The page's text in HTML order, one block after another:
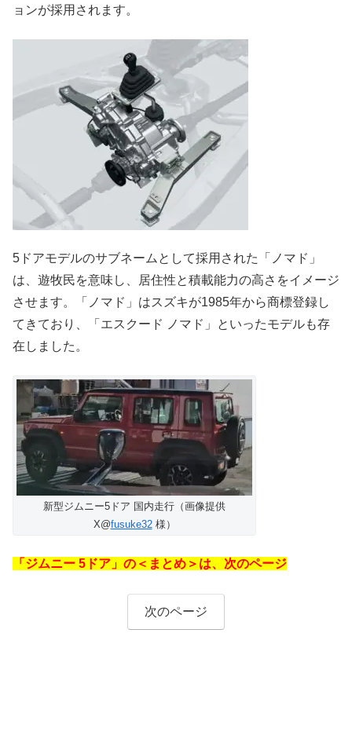
ョンが採用されます。
5ドアモデルのサブネームとして採用された「ノマド」
は、遊牧民を意味し、居住性と積載能力の高さをイメージ
させます。「ノマド」はスズキが1985年から商標登録し
てきており、「エスクード ノマド」といったモデルも存
在しました。
新型ジムニー5ドア 国内走行（画像提供
X@fusuke32様）
「ジムニー 5ドア」の＜まとめ＞は、次のページ
次のページ